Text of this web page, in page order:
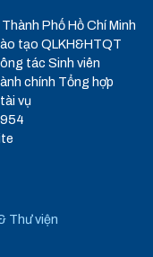
Phố Hồ Chí Minh
tạo QLKH&HTQT
tác Sinh viên
chính Tổng hợp
vụ
Thư viện